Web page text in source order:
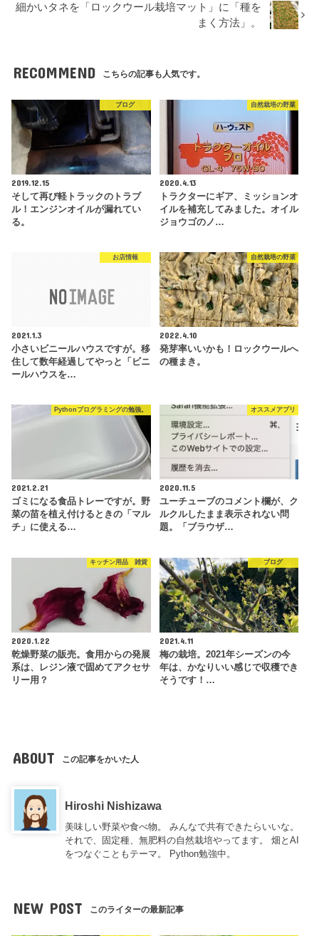
細かいタネを「ロックウール栽培マット」に「種を
まく方法」。
RECOMMEND こちらの記事も人気です。
ブログ
2019.12.15
そして再び軽トラックのトラブ
ル！エンジンオイルが漏れてい
る。
自然栽培の野菜
2020.4.13
トラクターにギア、ミッションオ
イルを補充してみました。オイル
ジョウゴのノ…
お店情報
2021.1.3
小さいビニールハウスですが。移
住して数年経過してやっと「ビニ
ールハウスを…
自然栽培の野菜
2022.4.10
発芽率いいかも！ロックウールへ
の種まき。
Pythonプログラミングの勉強。
2021.2.21
ゴミになる食品トレーですが。野
菜の苗を植え付けるときの「マル
チ」に使える…
オススメアプリ
2020.11.5
ユーチューブのコメント欄が、ク
ルクルしたまま表示されない問
題。「ブラウザ…
キッチン用品 雑貨
2020.1.22
乾燥野菜の販売。食用からの発展
系は、レジン液で固めてアクセサ
リー用？
ブログ
2021.4.11
梅の栽培。2021年シーズンの今
年は、かなりいい感じで収穫でき
そうです！…
ABOUT この記事をかいた人
Hiroshi Nishizawa
美味しい野菜や食べ物。 みんなで共有できたらいいな。
それで、固定種、無肥料の自然栽培やってます。 畑とAI
をつなぐこともテーマ。 Python勉強中。
NEW POST このライターの最新記事